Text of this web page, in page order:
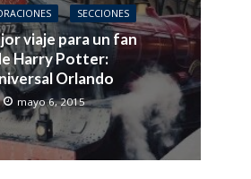
SECCIONES
viaje para un fan
Harry Potter:
Orlando
mayo 6, 2015